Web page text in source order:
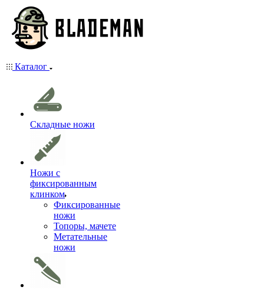
Каталог
Складные ножи
Ножи с
фиксированным
клинком
Фиксированные
ножи
Топоры, мачете
Метательные
ножи